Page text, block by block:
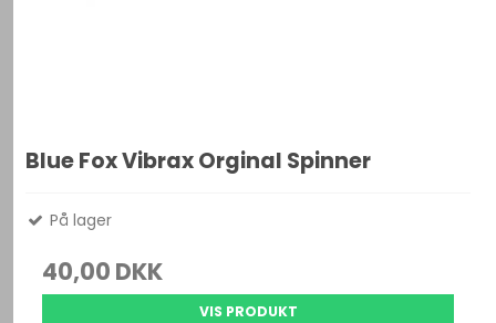
Blue Fox Vibrax Orginal Spinner
På lager
40,00 DKK
VIS PRODUKT